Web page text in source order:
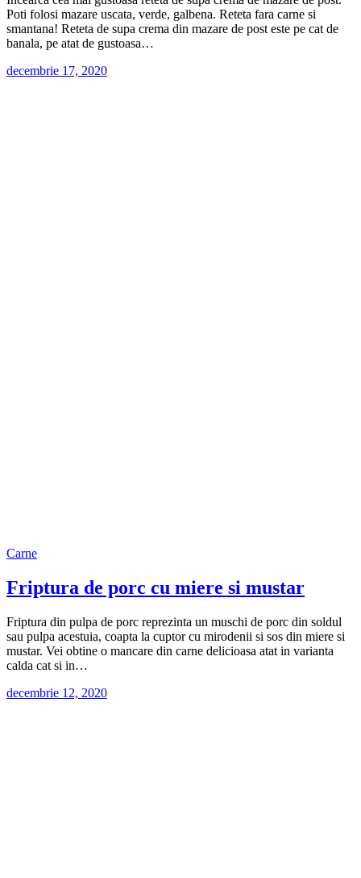
Poti folosi mazare uscata, verde, galbena. Reteta fara carne si
smantana! Reteta de supa crema din mazare de post este pe cat de
banala, pe atat de gustoasa…
decembrie 17, 2020
Carne
Friptura de porc cu miere si mustar
Friptura din pulpa de porc reprezinta un muschi de porc din soldul
sau pulpa acestuia, coapta la cuptor cu mirodenii si sos din miere si
mustar. Vei obtine o mancare din carne delicioasa atat in varianta
calda cat si in…
decembrie 12, 2020